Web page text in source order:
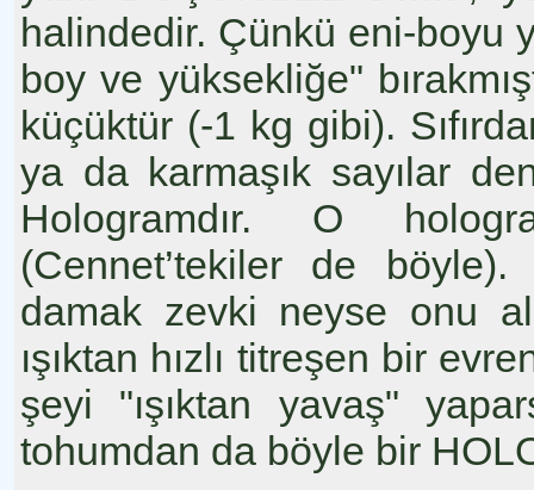
halindedir. Çünkü eni-boyu
boy ve yüksekliğe"
küçüktür (-1 kg gibi).
ya da karmaşık sayılar
Hologramdır. O
(Cennet’tekiler de
damak zevki neyse onu
ışıktan hızlı titreşen bir
şeyi "ışıktan yavaş"
tohumdan da böyle bir